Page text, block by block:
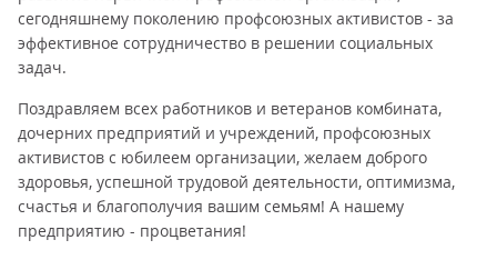
сегодняшнему поколению профсоюзных активистов - за
эффективное сотрудничество в решении социальных
задач.
Поздравляем всех работников и ветеранов комбината,
дочерних предприятий и учреждений, профсоюзных
активистов с юбилеем организации, желаем доброго
здоровья, успешной трудовой деятельности, оптимизма,
счастья и благополучия вашим семьям! А нашему
предприятию - процветания!